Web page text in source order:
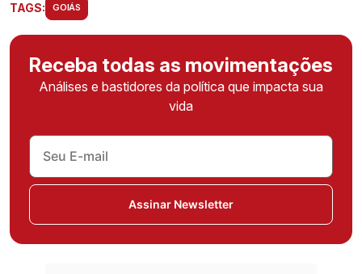
TAGS: GOIÁS
Receba todas as movimentações
Análises e bastidores da política que impacta sua
vida
Assinar Newsletter